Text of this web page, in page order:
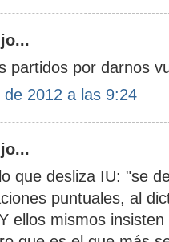
partidos por darnos
2012 a las 9:24
que desliza IU: "se
puntuales, al
ellos mismos